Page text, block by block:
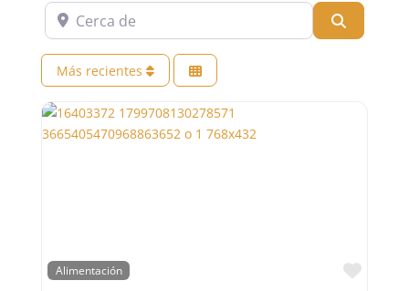
Cerca de
Más recientes
Alimentación